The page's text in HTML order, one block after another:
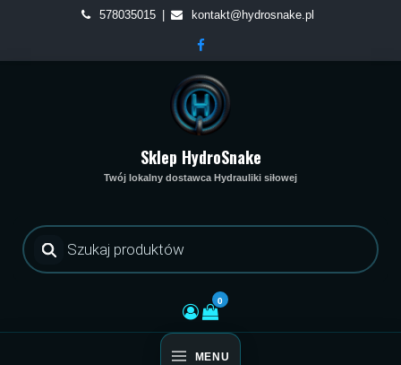
content
578035015 kontakt@hydrosnake.pl
Sklep HydroSnake
Twój lokalny dostawca Hydrauliki siłowej
Wyszukiwarka
produktów
0
MENU